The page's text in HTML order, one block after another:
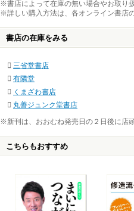
※書店によって在庫の無い場合やお取り
※詳しい購入方法は、各オンライン書店
書店の在庫をみる
三省堂書店
有隣堂
くまざわ書店
丸善ジュンク堂書店
※新刊は、おおむね発売日の２日後に店
こちらもおすすめ